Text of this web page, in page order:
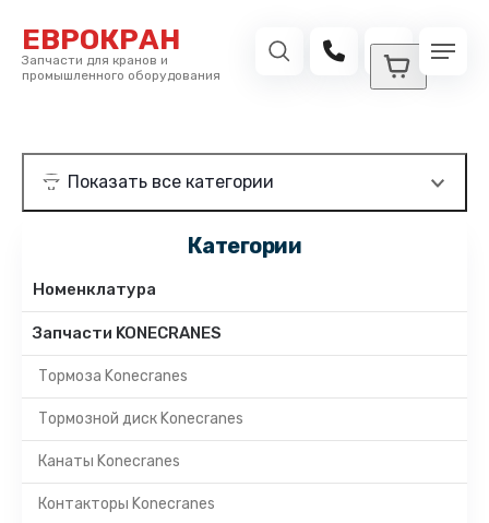
ЕВРОКРАН
Запчасти для кранов и
промышленного оборудования
Категории
Номенклатура
Запчасти KONECRANES
Тормоза Konecranes
Тормозной диск Konecranes
Канаты Konecranes
Контакторы Konecranes